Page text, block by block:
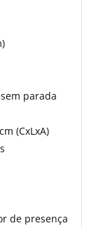
parada
(CxLxA)
de presença